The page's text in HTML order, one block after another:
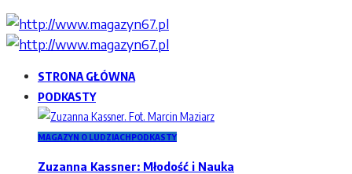
STRONA GŁÓWNA
PODKASTY
MAGAZYN O LUDZIACHPODKASTY
Zuzanna Kassner: Młodość i Nauka